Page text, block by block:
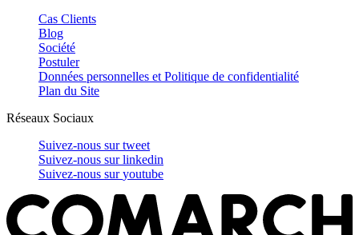
Cas Clients
Blog
Société
Postuler
Données personnelles et Politique de confidentialité
Plan du Site
Réseaux Sociaux
Suivez-nous surtweet
Suivez-nous surlinkedin
Suivez-nous suryoutube